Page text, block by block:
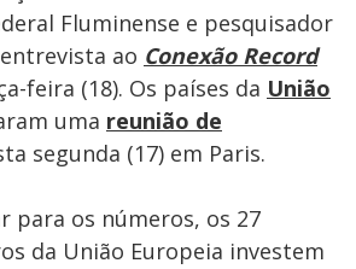
Fluminense e pesquisador
ao Conexão Record
feira (18). Os países da União
uma reunião de
segunda (17) em Paris.
para os números, os 27
da União Europeia investem